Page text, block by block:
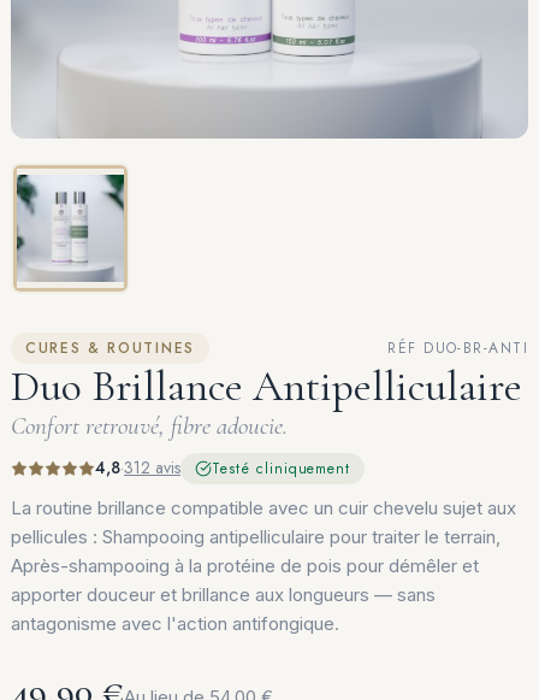
CURES & ROUTINES RÉF DUO-BR-ANTI
Duo Brillance Antipelliculaire
Confort retrouvé, fibre adoucie.
4,8·312 avis Testé cliniquement
La routine brillance compatible avec un cuir chevelu sujet aux
pellicules : Shampooing antipelliculaire pour traiter le terrain,
Après-shampooing à la protéine de pois pour démêler et
apporter douceur et brillance aux longueurs — sans
antagonisme avec l'action antifongique.
49,90 €